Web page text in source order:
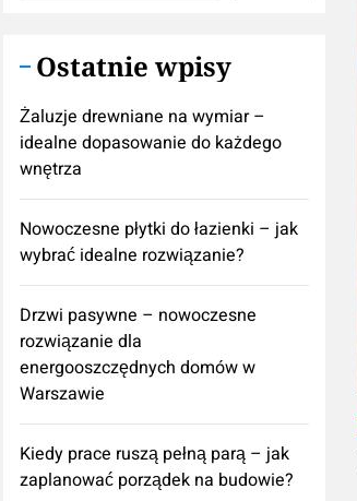
Ostatnie wpisy
Żaluzje drewniane na wymiar –
idealne dopasowanie do każdego
wnętrza
Nowoczesne płytki do łazienki – jak
wybrać idealne rozwiązanie?
Drzwi pasywne – nowoczesne
rozwiązanie dla
energooszczędnych domów w
Warszawie
Kiedy prace ruszą pełną parą – jak
zaplanować porządek na budowie?